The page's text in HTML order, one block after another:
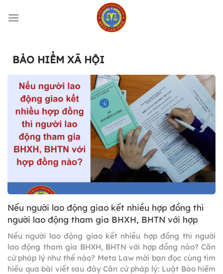
qua
BẢO HIỂM XÃ HỘI
Nếu người lao động giao kết nhiều hợp đồng thì
người lao động tham gia BHXH, BHTN với hợp
đồng nào?
Nếu người lao động giao kết nhiều hợp đồng thì người
lao động tham gia BHXH, BHTN với hợp đồng nào? Căn
cứ pháp lý như thế nào? Meta Law mời bạn đọc cùng tìm
hiểu qua bài viết sau đây Căn cứ pháp lý: Luật Bảo hiểm